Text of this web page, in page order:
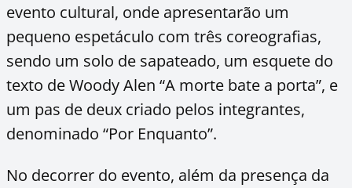
evento cultural, onde apresentarão um
pequeno espetáculo com três coreografias,
sendo um solo de sapateado, um esquete do
texto de Woody Alen “A morte bate a porta”, e
um pas de deux criado pelos integrantes,
denominado “Por Enquanto”.
No decorrer do evento, além da presença da